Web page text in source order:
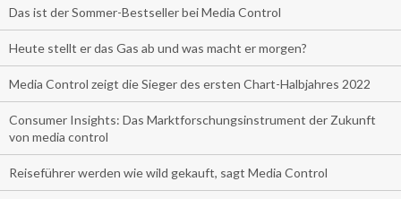
Das ist der Sommer-Bestseller bei Media Control
Heute stellt er das Gas ab und was macht er morgen?
Media Control zeigt die Sieger des ersten Chart-Halbjahres 2022
Consumer Insights: Das Marktforschungsinstrument der Zukunft
von media control
Reiseführer werden wie wild gekauft, sagt Media Control